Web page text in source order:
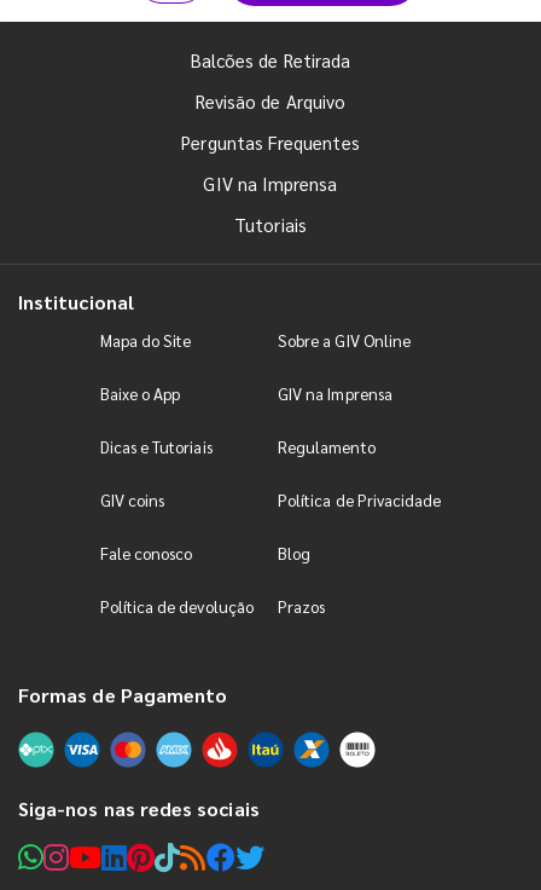
Balcões de Retirada
Revisão de Arquivo
Perguntas Frequentes
GIV na Imprensa
Tutoriais
Institucional
Mapa do Site Sobre a GIV Online
Baixe o App GIV na Imprensa
Dicas e Tutoriais Regulamento
GIV coins Política de Privacidade
Fale conosco Blog
Política de devolução Prazos
Formas de Pagamento
Siga-nos nas redes sociais